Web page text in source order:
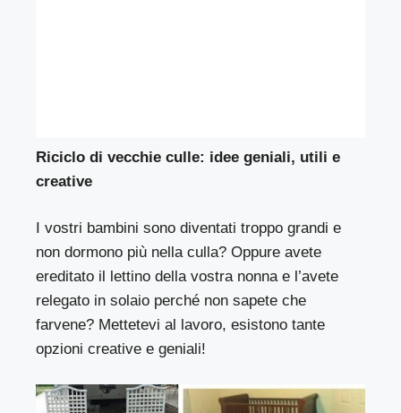
Riciclo di vecchie culle: idee geniali, utili e
creative
I vostri bambini sono diventati troppo grandi e
non dormono più nella culla? Oppure avete
ereditato il lettino della vostra nonna e l’avete
relegato in solaio perché non sapete che
farvene? Mettetevi al lavoro, esistono tante
opzioni creative e geniali!